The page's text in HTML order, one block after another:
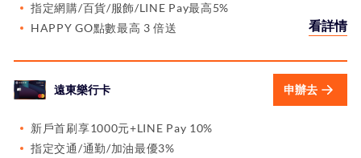
指定網購/百貨/服飾/LINE Pay最高5%
HAPPY GO點數最高 3 倍送
看詳情
遠東樂行卡 申辦去
新戶首刷享1000元+LINE Pay 10%
指定交通/通勤/加油最優3%